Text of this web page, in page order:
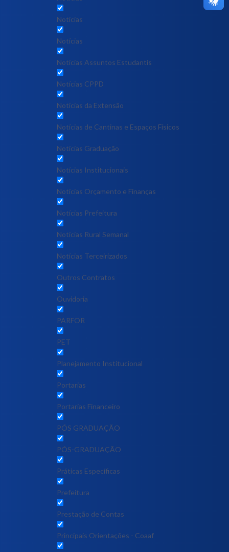
Notícias
Notícias
Notícias Assuntos Estudantis
Notícias CPPD
Notícias da Extensão
Notícias de Cantinas e Espaços Físicos
Notícias Graduação
Notícias Institucionais
Notícias Orçamento e Finanças
Notícias Prefeitura
Notícias Rural Semanal
Notícias Terceirizados
Outros Contratos
Ouvidoria
PARFOR
PET
Planejamento Institucional
Portarias
Portarias Financeiro
PÓS GRADUAÇÃO
PÓS-GRADUAÇÃO
Práticas Específicas
Prefeitura
Prestação de Contas
Principais Orientações - Coaaf